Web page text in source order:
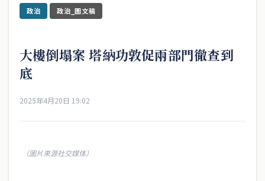
政治 政治_圖文稿
大樓倒塌案 塔納功敦促兩部門徹查到
底
2025年4月20日 19:02
（圖片來源社交媒体）